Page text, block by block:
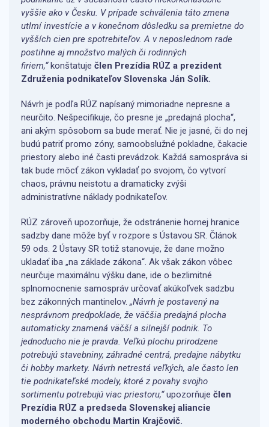
vyššie ako v Česku. V prípade schválenia táto zmena
utlmí investície a v konečnom dôsledku sa premietne do
vyšších cien pre spotrebiteľov. A v neposlednom rade
postihne aj množstvo malých či rodinných
firiem,“konštatuje člen Prezídia RÚZ a prezident
Združenia podnikateľov Slovenska Ján Solík.
Návrh je podľa RÚZ napísaný mimoriadne nepresne a
neurčito. Nešpecifikuje, čo presne je „predajná plocha“,
ani akým spôsobom sa bude merať. Nie je jasné, či do nej
budú patriť promo zóny, samoobslužné pokladne, čakacie
priestory alebo iné časti prevádzok. Každá samospráva si
tak bude môcť zákon vykladať po svojom, čo vytvorí
chaos, právnu neistotu a dramaticky zvýši
administratívne náklady podnikateľov.
RÚZ zároveň upozorňuje, že odstránenie hornej hranice
sadzby dane môže byť v rozpore s Ústavou SR. Článok
59 ods. 2 Ústavy SR totiž stanovuje, že dane možno
ukladať iba „na základe zákona“. Ak však zákon vôbec
neurčuje maximálnu výšku dane, ide o bezlimitné
splnomocnenie samospráv určovať akúkoľvek sadzbu
bez zákonných mantinelov. „Návrh je postavený na
nesprávnom predpoklade, že väčšia predajná plocha
automaticky znamená väčší a silnejší podnik. To
jednoducho nie je pravda. Veľkú plochu prirodzene
potrebujú stavebniny, záhradné centrá, predajne nábytku
či hobby markety. Návrh netrestá veľkých, ale často len
tie podnikateľské modely, ktoré z povahy svojho
sortimentu potrebujú viac priestoru,“upozorňuje člen
Prezídia RÚZ a predseda Slovenskej aliancie
moderného obchodu Martin Krajčovič.